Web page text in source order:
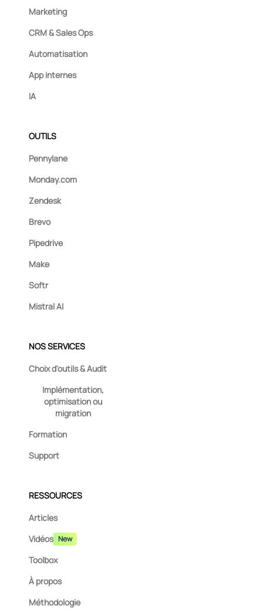
Marketing
CRM & Sales Ops
Automatisation
App internes
IA
OUTILS
Pennylane
Monday.com
Zendesk
Brevo
Pipedrive
Make
Softr
Mistral AI
NOS SERVICES
Choix d'outils & Audit
Implémentation,
optimisation ou
migration
Formation
Support
RESSOURCES
Articles
Vidéos New
Toolbox
À propos
Méthodologie